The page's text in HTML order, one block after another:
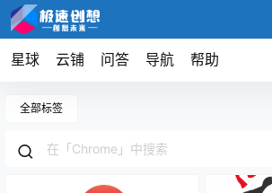
星球 云铺 问答 导航 帮助
全部标签